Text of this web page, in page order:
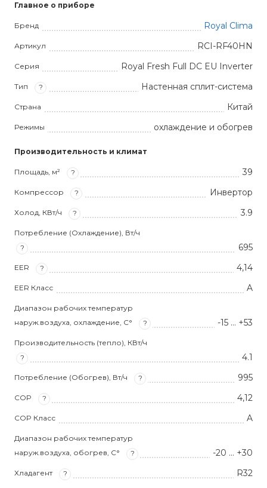
Главное о приборе
Бренд Royal Clima
Артикул RCI-RF40HN
Серия Royal Fresh Full DC EU Inverter
Тип ? Настенная сплит-система
Страна Китай
Режимы охлаждение и обогрев
Производительность и климат
Площадь, м² ? 39
Компрессор ? Инвертор
Холод, КВт/ч ? 3.9
Потребление (Охлаждение), Вт/ч
?
695
EER ? 4,14
EER Класс A
Диапазон рабочих температур
наруж.воздуха, охлаждение, С°
? -15 … +53
Производительность (тепло), КВт/ч
?
4.1
Потребление (Обогрев), Вт/ч ? 995
COP ? 4,12
COP Класс A
Диапазон рабочих температур
наруж.воздуха, обогрев, С°
? -20 … +30
Хладагент ? R32